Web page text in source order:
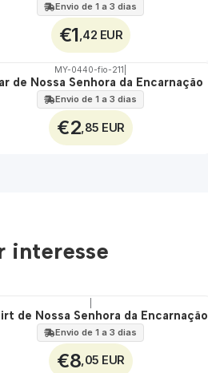
Envio de 1 a 3 dias
€1 ,42 EUR
MY-0440-fio-211
de Nossa Senhora da Encarnação
Envio de 1 a 3 dias
€2 ,85 EUR
interesse
de Nossa Senhora da Encarnação
Envio de 1 a 3 dias
€8 ,05 EUR